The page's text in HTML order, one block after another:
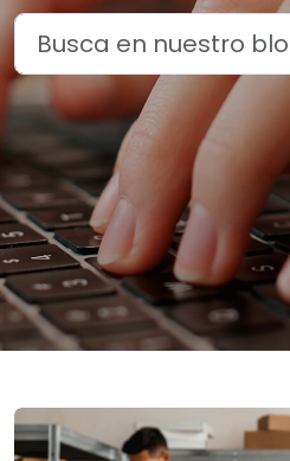
Busca en nuestro blog